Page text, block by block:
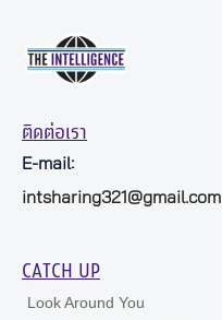
ติดต่อเรา
E-mail:
intsharing321@gmail.com
CATCH UP
Look Around You